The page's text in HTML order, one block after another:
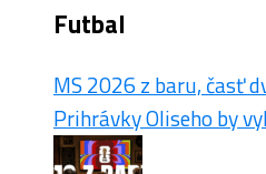
Futbal
MS 2026 z baru, časť
Prihrávky Oliseho by